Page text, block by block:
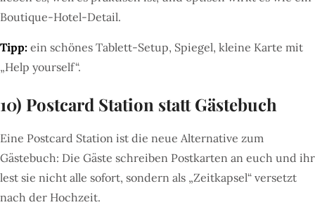
Boutique-Hotel-Detail.
Tipp: ein schönes Tablett-Setup, Spiegel, kleine Karte mit
„Help yourself“.
10) Postcard Station statt Gästebuch
Eine Postcard Station ist die neue Alternative zum
Gästebuch: Die Gäste schreiben Postkarten an euch und ihr
lest sie nicht alle sofort, sondern als „Zeitkapsel“ versetzt
nach der Hochzeit.